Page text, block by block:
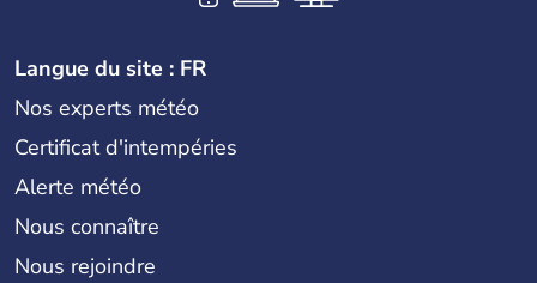
Langue du site : FR
Nos experts météo
Certificat d'intempéries
Alerte météo
Nous connaître
Nous rejoindre